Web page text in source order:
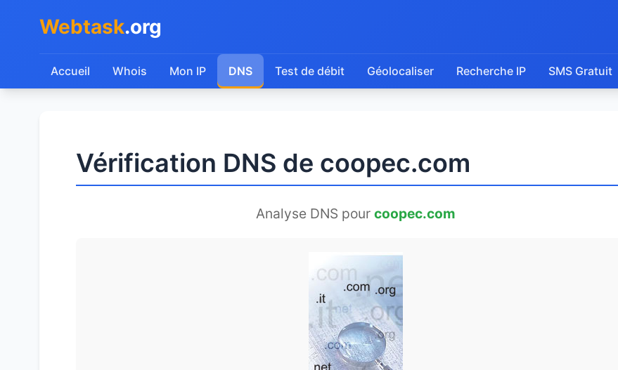
Webtask.org
Accueil Whois Mon IP DNS Test de débit Géolocaliser Recherche IP SMS Gratuit
Vérification DNS de coopec.com
Analyse DNS pour coopec.com